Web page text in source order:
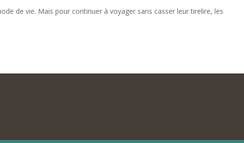
de vie. Mais pour continuer à voyager sans casser leur tirelire, les